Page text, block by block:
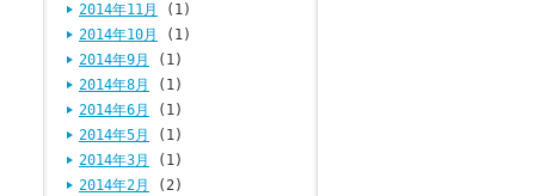
2014年11月
(1)
2014年10月
(1)
2014年9月
(1)
2014年8月
(1)
2014年6月
(1)
2014年5月
(1)
2014年3月
(1)
2014年2月
(2)